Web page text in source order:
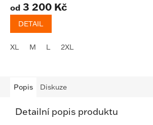
od 3 200 Kč
DETAIL
XL M L 2XL
Popis Diskuze
Detailní popis produktu